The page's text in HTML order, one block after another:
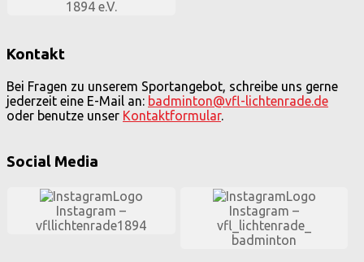
1894 e.V.
Kontakt
Bei Fragen zu unserem Sportangebot, schreibe uns gerne
jederzeit eine E-Mail an: badminton@vfl-lichtenrade.de
oder benutze unser Kontaktformular.
Social Media
Instagram –
vfllichtenrade1894
Instagram –
vfl_lichtenrade_
badminton